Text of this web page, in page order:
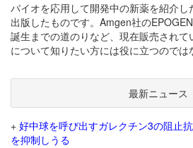
バイオを応用して開発中の新薬を紹介
出版したものです。Amgen社の
誕生までの道のりなど、現在販売されて
について知りたい方には役に立つのでは
最新ニュース
+ 好中球を呼び出すガレクチン3の阻止
を抑制しうる